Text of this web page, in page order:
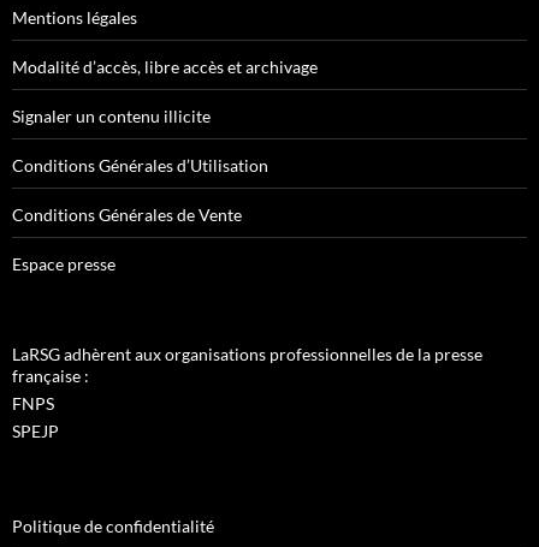
Mentions légales
Modalité d’accès, libre accès et archivage
Signaler un contenu illicite
Conditions Générales d’Utilisation
Conditions Générales de Vente
Espace presse
LaRSG adhèrent aux organisations professionnelles de la presse
française :
FNPS
SPEJP
Politique de confidentialité